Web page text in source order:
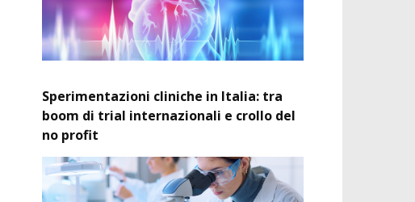
Sperimentazioni cliniche in Italia: tra
boom di trial internazionali e crollo del
no profit